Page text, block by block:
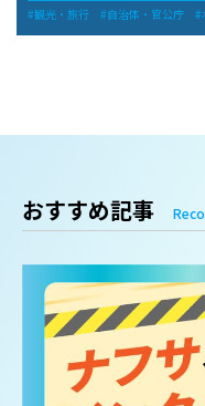
観光・旅行 自治体・官公庁
おすすめ記事